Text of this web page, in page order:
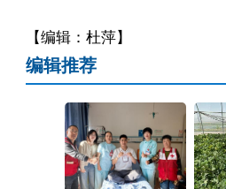
【编辑：杜萍】
编辑推荐